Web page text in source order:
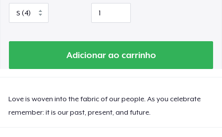
Adicionar ao carrinho
Love is woven into the fabric of our people. As you celebrate
remember: it is our past, present, and future.